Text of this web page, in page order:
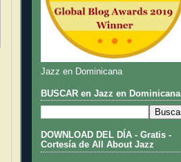
Jazz en Dominicana
BUSCAR en Jazz en Dominicana
DOWNLOAD DEL DÍA - Gratis -
Cortesía de All About Jazz